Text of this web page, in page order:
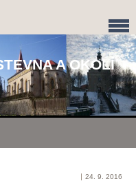
A OKOLÍ
24. 9. 2016